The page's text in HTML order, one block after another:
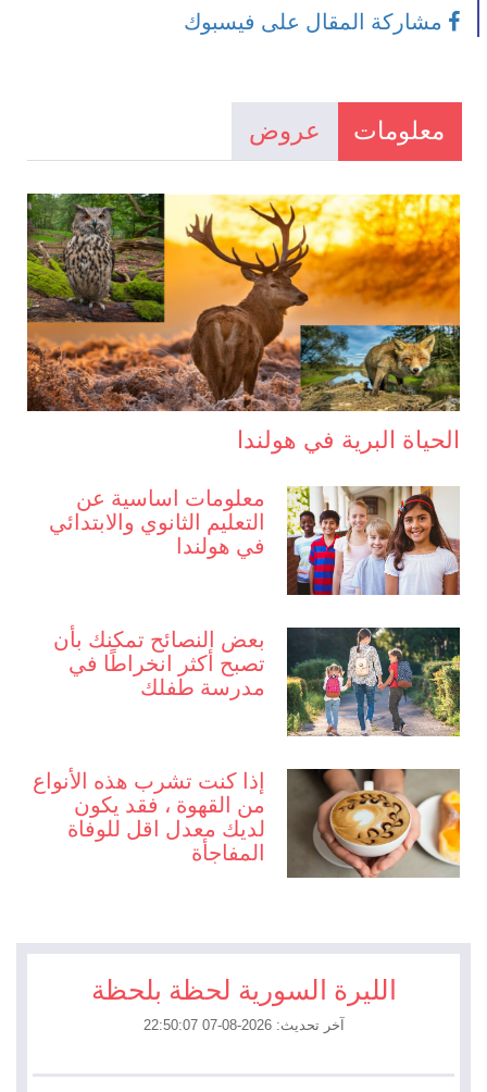
مشاركة المقال على فيسبوك
معلومات عروض
الحياة البرية في هولندا
معلومات اساسية عن
التعليم الثانوي والابتدائي
في هولندا
بعض النصائح تمكنك بأن
تصبح أكثر انخراطًا في
مدرسة طفلك
إذا كنت تشرب هذه الأنواع
من القهوة ، فقد يكون
لديك معدل اقل للوفاة
المفاجأة
الليرة السورية لحظة بلحظة
آخر تحديث: 2026-08-07 22:50:07